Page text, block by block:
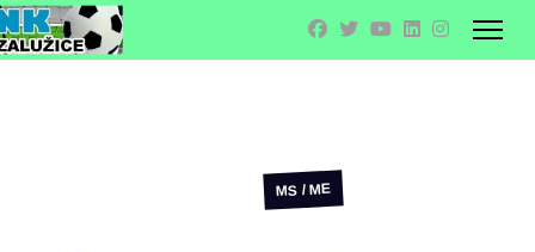
MS / ME